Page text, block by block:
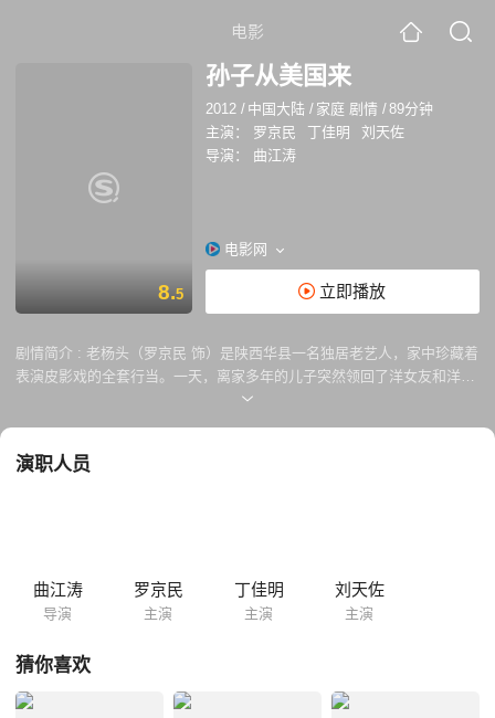
电影
8.5
孙子从美国来
2012 / 中国大陆 / 家庭 剧情 /89分钟
主演：
罗京民 丁佳明
刘天佐
导演：
曲江涛
电影网
立即播放
剧情简介 : 老杨头（罗京民 饰）是陕西华县一名独居老艺人，家中珍藏着
表演皮影戏的全套行当。一天，离家多年的儿子突然领回了洋女友和洋孙
子布鲁克斯（丁佳明 饰）。观念受到冲击的老杨头还未回过神来，儿子和
异和语言不通发生冲突。 为了让布鲁克斯喝到鲜牛奶，老杨头找上了养奶
演职人员
曲江涛
导演
罗京民
主演
丁佳明
主演
刘天佐
主演
猜你喜欢